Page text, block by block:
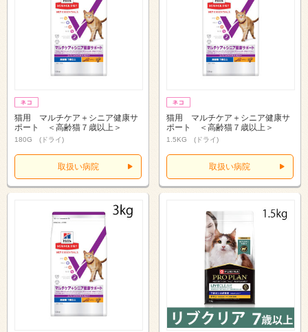
猫用 マルチケア＋シニア健康サ
ポート ＜高齢猫７歳以上＞
180G (ドライ)
取扱い病院
猫用 マルチケア＋シニア健康サ
ポート ＜高齢猫７歳以上＞
1.5KG (ドライ)
取扱い病院